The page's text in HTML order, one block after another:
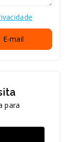
E-mail
para